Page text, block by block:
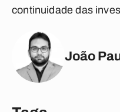
continuidade das
João